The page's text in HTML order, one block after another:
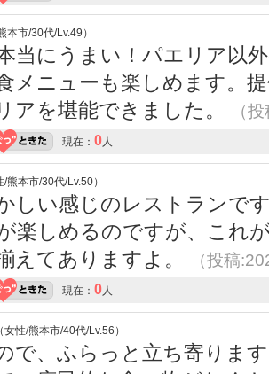
市/30代/Lv.49）
当にうまい！パエリア以
メニューも楽しめます。
アを堪能できました。
（
現在： 0 人
熊本市/30代/Lv.50）
しい感じのレストランで
楽しめるのですが、これ
えてありますよ。
（投稿
現在： 0 人
性/熊本市/40代/Lv.56）
で、ふらっと立ち寄りま